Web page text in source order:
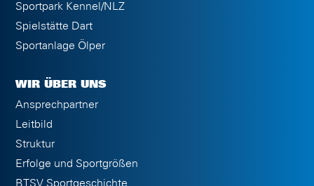
Sportpark Kennel/NLZ
Spielstätte Dart
Sportanlage Ölper
WIR ÜBER UNS
Ansprechpartner
Leitbild
Struktur
Erfolge und Sportgrößen
BTSV Sportgeschichte